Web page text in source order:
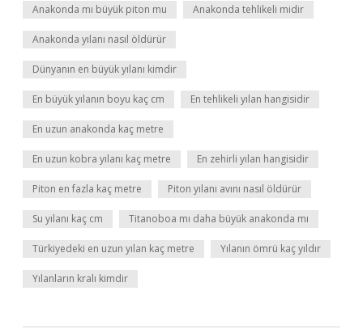
Anakonda mı büyük piton mu Anakonda tehlikeli midir
Anakonda yılanı nasıl öldürür
Dünyanın en büyük yılanı kimdir
En büyük yılanın boyu kaç cm En tehlikeli yılan hangisidir
En uzun anakonda kaç metre
En uzun kobra yılanı kaç metre En zehirli yılan hangisidir
Piton en fazla kaç metre Piton yılanı avını nasıl öldürür
Su yılanı kaç cm Titanoboa mı daha büyük anakonda mı
Türkiyedeki en uzun yılan kaç metre Yılanın ömrü kaç yıldır
Yılanların kralı kimdir